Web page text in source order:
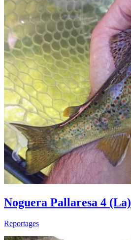
Noguera Pallaresa 4 (La)
Reportages